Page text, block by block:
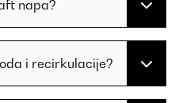
napa?
i recirkulacije?